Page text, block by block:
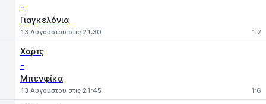
-
Γιαγκελόνια
13 Αυγούστου στις 21:30 1:2
Χαρτς
-
Μπενφίκα
13 Αυγούστου στις 21:45 1:6